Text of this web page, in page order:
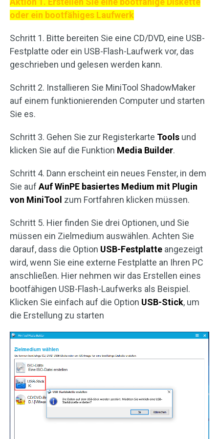
oder ein bootfähiges Laufwerk
Schritt 1. Bitte bereiten Sie eine CD/DVD, eine USB-
Festplatte oder ein USB-Flash-Laufwerk vor, das
geschrieben und gelesen werden kann.
Schritt 2. Installieren Sie MiniTool ShadowMaker
auf einem funktionierenden Computer und starten
Sie es.
Schritt 3. Gehen Sie zur Registerkarte Tools und
klicken Sie auf die Funktion Media Builder.
Schritt 4. Dann erscheint ein neues Fenster, in dem
Sie auf Auf WinPE basiertes Medium mit Plugin
von MiniTool zum Fortfahren klicken müssen.
Schritt 5. Hier finden Sie drei Optionen, und Sie
müssen ein Zielmedium auswählen. Achten Sie
darauf, dass die Option USB-Festplatte angezeigt
wird, wenn Sie eine externe Festplatte an Ihren PC
anschließen. Hier nehmen wir das Erstellen eines
bootfähigen USB-Flash-Laufwerks als Beispiel.
Klicken Sie einfach auf die Option USB-Stick, um
die Erstellung zu starten